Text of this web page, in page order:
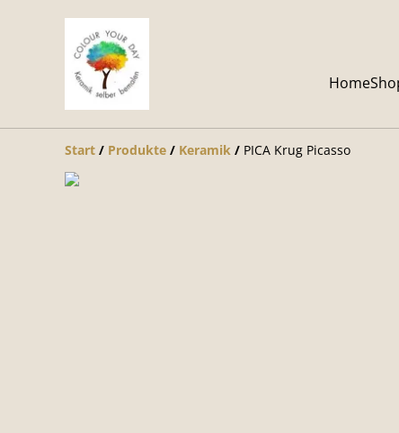
Home
Start / Produkte / Keramik / PICA Krug Picasso